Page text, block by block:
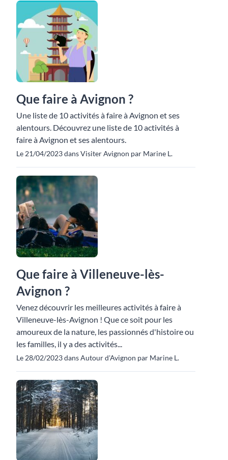
Que faire à Avignon ?
Une liste de 10 activités à faire à Avignon et ses
alentours. Découvrez une liste de 10 activités à
faire à Avignon et ses alentours.
Le 21/04/2023 dans Visiter Avignon par Marine L.
Que faire à Villeneuve-lès-
Avignon ?
Venez découvrir les meilleures activités à faire à
Villeneuve-lès-Avignon ! Que ce soit pour les
amoureux de la nature, les passionnés d'histoire ou
les familles, il y a des activités...
Le 28/02/2023 dans Autour d'Avignon par Marine L.